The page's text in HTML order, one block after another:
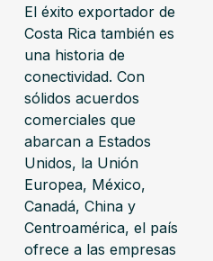
El éxito exportador de
Costa Rica también es
una historia de
conectividad. Con
sólidos acuerdos
comerciales que
abarcan a Estados
Unidos, la Unión
Europea, México,
Canadá, China y
Centroamérica, el país
ofrece a las empresas